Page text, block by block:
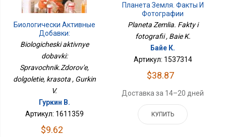
Биологически Активные
Добавки:
Справочник.Здоровье,
Долголетие, Красота
Biologicheski aktivnye
dobavki:
Spravochnik.Zdorov'e,
dolgoletie, krasota , Gurkin
V.
Гуркин В.
Артикул: 1611359
$9.62
Планета Земля. Факты И
Фотографии
Planeta Zemlia. Fakty i
fotografii , Baie K.
Байе К.
Артикул: 1537314
$38.87
Доставка за 14–20 дней
КУПИТЬ